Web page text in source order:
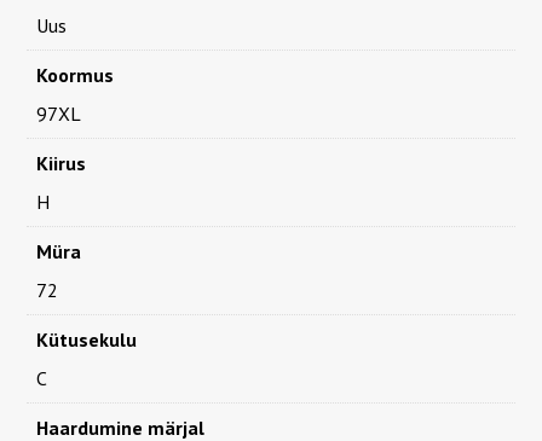
Uus
Koormus
97XL
Kiirus
H
Müra
72
Kütusekulu
C
Haardumine märjal